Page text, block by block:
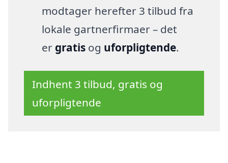
modtager herefter 3 tilbud fra
lokale gartnerfirmaer – det
er gratisog uforpligtende.
Indhent 3 tilbud, gratis og
uforpligtende